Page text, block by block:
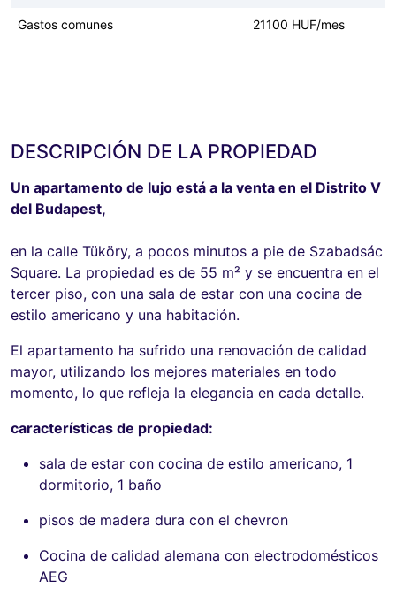
Gastos comunes 21100 HUF/mes
DESCRIPCIÓN DE LA PROPIEDAD
Un apartamento de lujo está a la venta en el Distrito V
del Budapest,
en la calle Tüköry, a pocos minutos a pie de Szabadsác
Square. La propiedad es de 55 m² y se encuentra en el
tercer piso, con una sala de estar con una cocina de
estilo americano y una habitación.
El apartamento ha sufrido una renovación de calidad
mayor, utilizando los mejores materiales en todo
momento, lo que refleja la elegancia en cada detalle.
características de propiedad:
sala de estar con cocina de estilo americano, 1
dormitorio, 1 baño
pisos de madera dura con el chevron
Cocina de calidad alemana con electrodomésticos
AEG